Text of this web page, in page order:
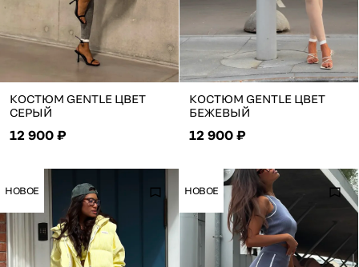
КОСТЮМ GENTLE ЦВЕТ
СЕРЫЙ
12 900 ₽
КОСТЮМ GENTLE ЦВЕТ
БЕЖЕВЫЙ
12 900 ₽
НОВОЕ НОВОЕ